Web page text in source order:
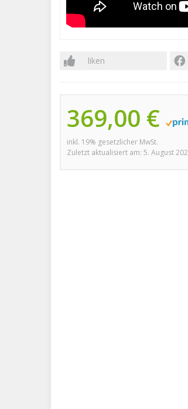
liken
369,00 €
inkl. 19% gesetzlicher MwSt.
Zuletzt aktualisiert am: 5. August